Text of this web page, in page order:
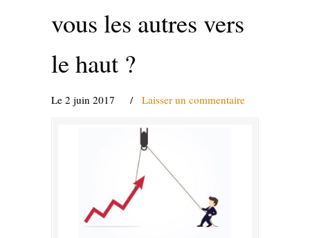
vous les autres vers
le haut ?
Le 2 juin 2017 / Laisser un commentaire